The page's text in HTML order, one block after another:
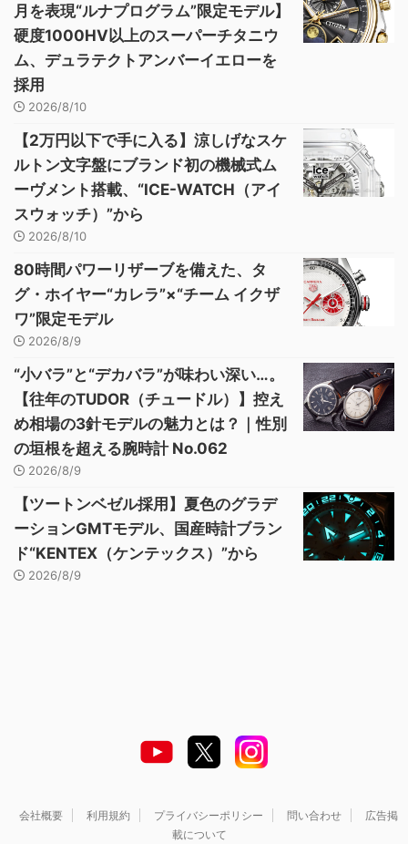
月を表現“ルナプログラム”限定モデル】
硬度1000HV以上のスーパーチタニウ
ム、デュラテクトアンバーイエローを
採用
2026/8/10
【2万円以下で手に入る】涼しげなスケ
ルトン文字盤にブランド初の機械式ム
ーヴメント搭載、“ICE-WATCH（アイ
スウォッチ）”から
2026/8/10
80時間パワーリザーブを備えた、タ
グ・ホイヤー“カレラ”×“チーム イクザ
ワ”限定モデル
2026/8/9
“小バラ”と“デカバラ”が味わい深い…。
【往年のTUDOR（チュードル）】控え
め相場の3針モデルの魅力とは？｜性別
の垣根を超える腕時計 No.062
2026/8/9
【ツートンベゼル採用】夏色のグラデ
ーションGMTモデル、国産時計ブラン
ド“KENTEX（ケンテックス）”から
2026/8/9
会社概要 利用規約 プライバシーポリシー 問い合わせ
広告掲
載について